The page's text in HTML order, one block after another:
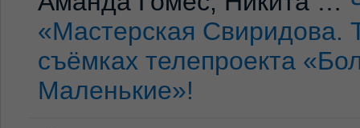
«Мастерская Свиридова.
съёмках телепроекта
Маленькие»!